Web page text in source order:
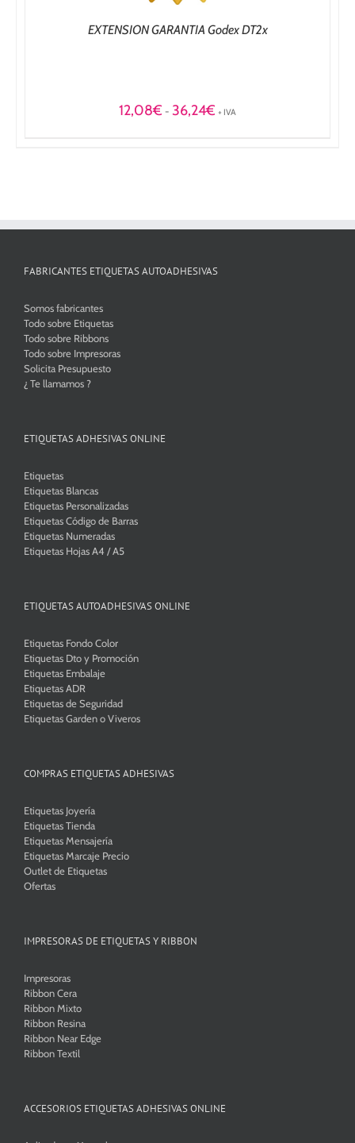
EXTENSION GARANTIA Godex DT2x
12,08€ - 36,24€Rango
+ IVA
FABRICANTES ETIQUETAS AUTOADHESIVAS
Somos fabricantes
Todo sobre Etiquetas
Todo sobre Ribbons
Todo sobre Impresoras
Solicita Presupuesto
¿ Te llamamos ?
ETIQUETAS ADHESIVAS ONLINE
Etiquetas
Etiquetas Blancas
Etiquetas Personalizadas
Etiquetas Código de Barras
Etiquetas Numeradas
Etiquetas Hojas A4 / A5
ETIQUETAS AUTOADHESIVAS ONLINE
Etiquetas Fondo Color
Etiquetas Dto y Promoción
Etiquetas Embalaje
Etiquetas ADR
Etiquetas de Seguridad
Etiquetas Garden o Viveros
COMPRAS ETIQUETAS ADHESIVAS
Etiquetas Joyería
Etiquetas Tienda
Etiquetas Mensajería
Etiquetas Marcaje Precio
Outlet de Etiquetas
Ofertas
IMPRESORAS DE ETIQUETAS Y RIBBON
Impresoras
Ribbon Cera
Ribbon Mixto
Ribbon Resina
Ribbon Near Edge
Ribbon Textil
ACCESORIOS ETIQUETAS ADHESIVAS ONLINE